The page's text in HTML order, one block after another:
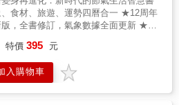
會忍不住捲起袖子，躍躍欲試！」
住在這塊土地上，好像很多想做的事
而然冒出來。」&從台北移居台東鹿野
穎說：「移居前的收入很單一，以為
的事也很單一，如果我還是一個都市
班族，永遠不可能知道這些。」&想找安
開咖啡店，最大限度地依自己的自由
食材、旅遊、運勢四曆合一 ★12周年
，全書修訂，氣象數據全面更新 ★王
分化細緻，物產豐富多樣，四季美景
有多元族群帶來的各式文化慶典與有
。 & 本書集合氣象、命理、食材與旅遊
特價 395 元
入購物車